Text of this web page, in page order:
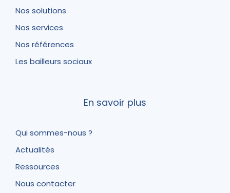
Nos solutions
Nos services
Nos références
Les bailleurs sociaux
En savoir plus
Qui sommes-nous ?
Actualités
Ressources
Nous contacter